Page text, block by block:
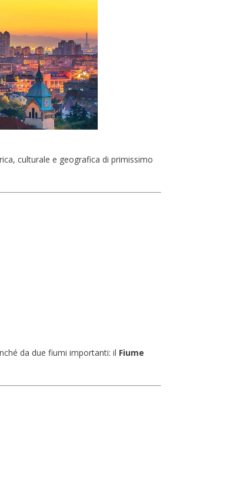
culturale e geografica di primissimo
da due fiumi importanti: il Fiume